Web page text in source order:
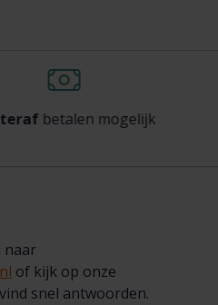
betalen mogelijk
naar
of kijk op onze
snel antwoorden.